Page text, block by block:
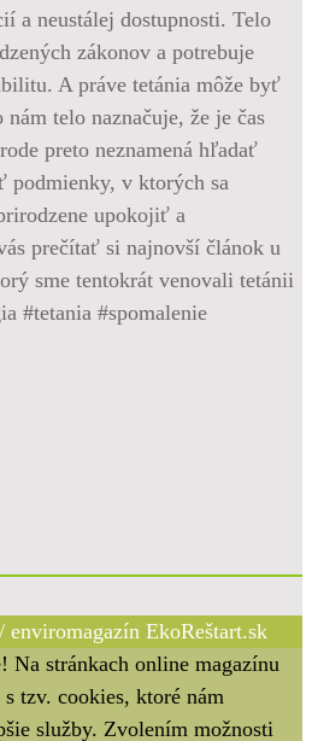
a neustálej dostupnosti. Telo
zákonov a potrebuje
A práve tetánia môže byť
telo naznačuje, že je čas
preto neznamená hľadať
podmienky, v ktorých sa
upokojiť a
prečítať si najnovší článok u
sme tentokrát venovali tetánii
#tetania #spomalenie
EkoReštart.sk
Na stránkach online magazínu
tzv. cookies, ktoré nám
služby. Zvolením možnosti